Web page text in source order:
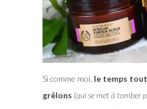
Si comme moi, le temps
grêlons (qui se met à tomber